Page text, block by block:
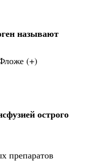
называют
(+)
острого
препаратов